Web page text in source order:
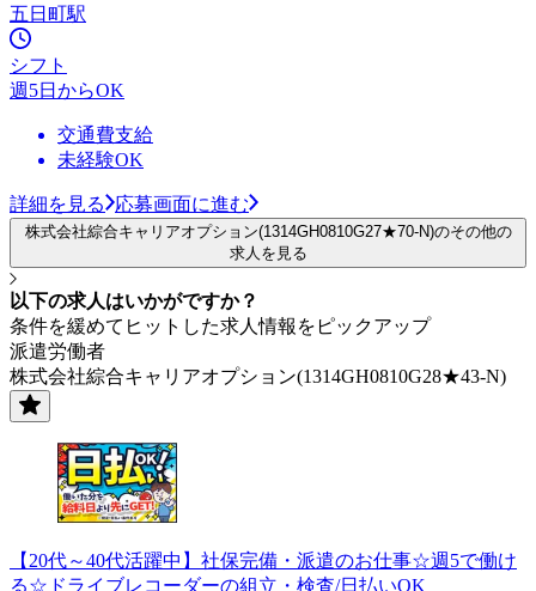
五日町駅
シフト
週5日からOK
交通費支給
未経験OK
詳細を見る 応募画面に進む
株式会社綜合キャリアオプション(1314GH0810G27★70-N)のその他の
求人を見る
以下の求人はいかがですか？
条件を緩めてヒットした求人情報をピックアップ
派遣労働者
株式会社綜合キャリアオプション(1314GH0810G28★43-N)
【20代～40代活躍中】社保完備・派遣のお仕事☆週5で働け
る☆ドライブレコーダーの組立・検査/日払いOK